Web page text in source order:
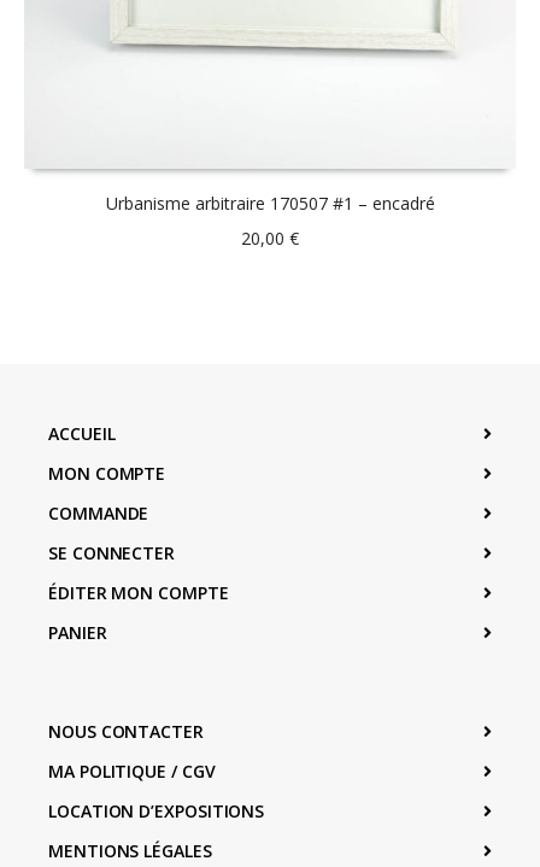
Urbanisme arbitraire 170507 #1 – encadré
20,00 €
ACCUEIL
MON COMPTE
COMMANDE
SE CONNECTER
ÉDITER MON COMPTE
PANIER
NOUS CONTACTER
MA POLITIQUE / CGV
LOCATION D’EXPOSITIONS
MENTIONS LÉGALES